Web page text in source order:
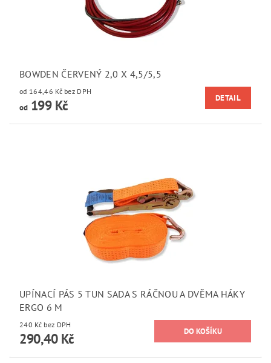
BOWDEN ČERVENÝ 2,0 X 4,5/5,5
od 164,46 Kč bez DPH
od199 Kč DETAIL
UPÍNACÍ PÁS 5 TUN SADA S RÁČNOU A DVĚMA HÁKY
ERGO 6 M
240 Kč bez DPH
290,40 Kč